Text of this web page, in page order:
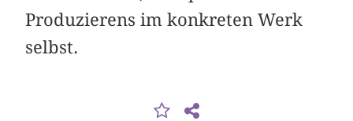
Produzierens im konkreten Werk
selbst.